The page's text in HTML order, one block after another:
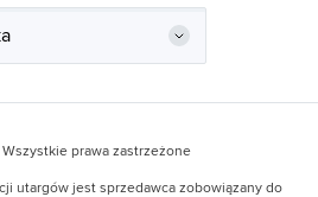
prawa zastrzeżone
utargów jest sprzedawca zobowiązany do